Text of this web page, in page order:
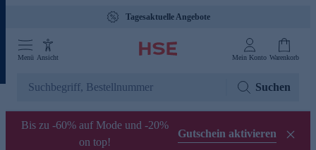
Tagesaktuelle Angebote
Menü Ansicht Mein Konto Warenkorb
Suchen
Bis zu -60% auf Mode und -20%
on top!
Gutschein aktivieren